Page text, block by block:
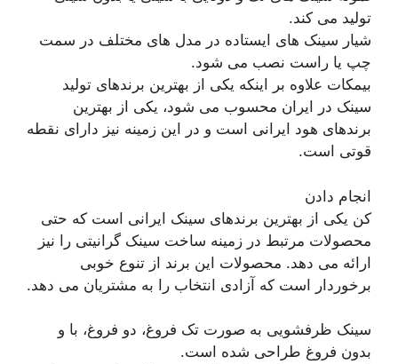
تولید می کند.
شیار سینک های ایستاده در مدل های مختلف در سمت
چپ یا راست نصب می شود.
بیمکات علاوه بر اینکه یکی از بهترین برندهای تولید
سینک در ایران محسوب می شود، یکی از بهترین
برندهای هود ایرانی است و در این زمینه نیز دارای نقطه
قوتی است.
انجام دادن
کن یکی از بهترین برندهای سینک ایرانی است که حتی
محصولات مرتبط در زمینه ساخت سینک گرانیتی را نیز
ارائه می دهد. محصولات این برند از تنوع خوبی
برخوردار است که آزادی انتخاب را به مشتریان می دهد.
سینک ظرفشویی به صورت تک فروغ، دو فروغ، با و
بدون فروغ طراحی شده است.